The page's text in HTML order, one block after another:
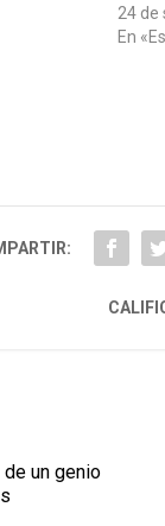
24 de
En
de un genio